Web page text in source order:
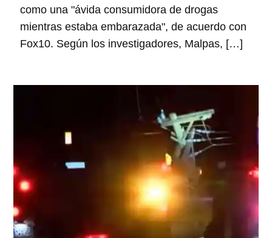
como una "ávida consumidora de drogas
mientras estaba embarazada", de acuerdo con
Fox10. Según los investigadores, Malpas, […]